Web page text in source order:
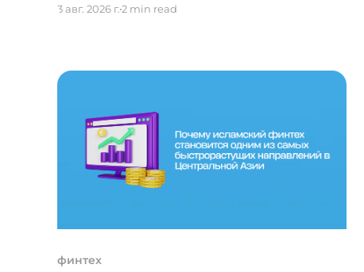
депозитов превысили рекордные 30
национальной валюте показали рост на
9,5%, валютные – сократились на 3,
3 авг. 2026 г.2 min read
финтех